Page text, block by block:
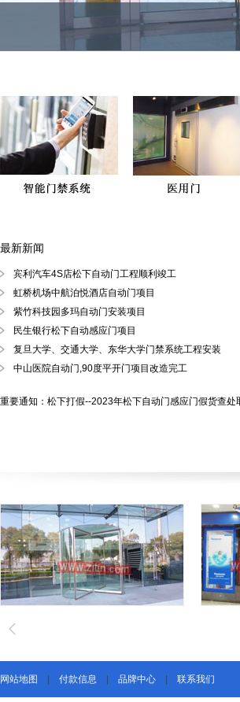
最新新闻
宾利汽车4S店松下自动门工程顺利竣工
虹桥机场中航泊悦酒店自动门项目
紫竹科技园多玛自动门安装项目
民生银行松下自动感应门项目
复旦大学、交通大学、东华大学门禁系统工程安装
中山医院自动门,90度平开门项目改造完工
重要通知：松下打假--2023年松下自动门感应门假货查处
网站地图 付款信息 品牌中心 联系我们